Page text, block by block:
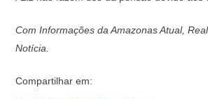
Com Informações da Amazonas Atual,
Notícia.
Compartilhar em: